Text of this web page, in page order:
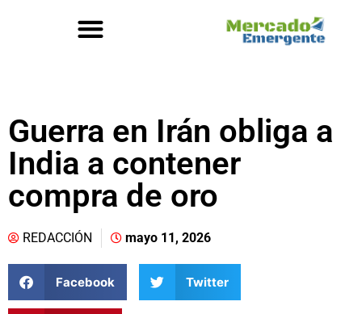
Guerra en Irán obliga a
India a contener
compra de oro
REDACCIÓN mayo 11, 2026
Facebook Twitter